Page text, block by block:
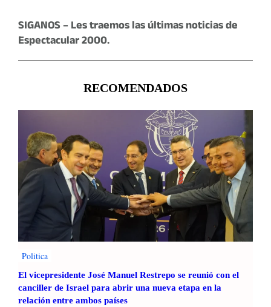
SIGANOS – Les traemos las últimas noticias de
Espectacular 2000.
RECOMENDADOS
Politica
El vicepresidente José Manuel Restrepo se reunió con el
canciller de Israel para abrir una nueva etapa en la
relación entre ambos países